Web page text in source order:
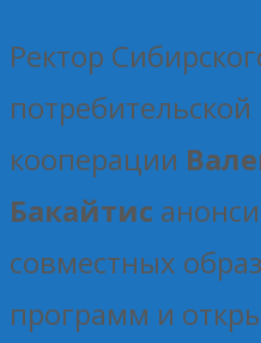
Ректор
потребительской
кооперации
Бакайтис
совместных
программ и